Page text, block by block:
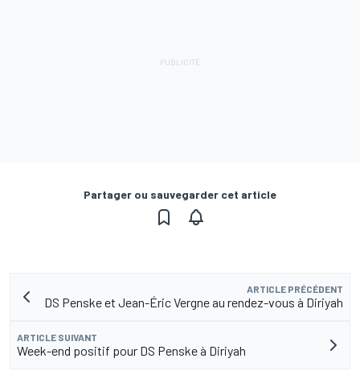
Partager ou sauvegarder cet article
ARTICLE PRÉCÉDENT
DS Penske et Jean-Éric Vergne au rendez-vous à Diriyah
ARTICLE SUIVANT
Week-end positif pour DS Penske à Diriyah